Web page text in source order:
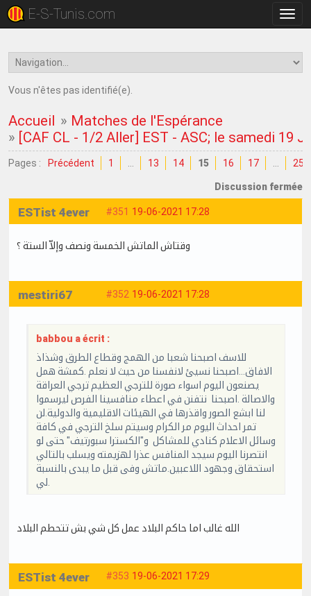
la
E-S-Tunis.com
Vous n'êtes pas identifié(e).
Accueil » Matches de l'Espérance
» [CAF CL - 1/2 Aller] EST - ASC; le samedi 19
Pages : Précédent 1 13 14 15 16 17 25
Discussion fermée
#351 19-06-2021 17:28
ESTist 4ever
وقتاش الماتش الخمسة ونصف وإلاّ الستة ؟
#352 19-06-2021 17:28
mestiri67
babbou a écrit :
للاسف اصبحنا شعبا من الهمج وقطاع الطرق وشذاذ
الافاق...اصبحنا نسيئ لانفسنا من حيث لا نعلم .كمشة همل
يصنعون اليوم اسواء صورة للترجي العظيم ترجي العراقة
والاصالة .اصبحنا نتفنن في اعطاء منافسينا الفرص ليرسموا
لنا ابشع الصور واقذرها في الهيئات الاقليمية والدولية.لن
تمر احداث اليوم مر الكرام وسيتم سلخ الترجي في كافة
وسائل الاعلام كنادي للمشاكل و"الكسترا سبورتيف" حتى لو
انتصرنا اليوم سيجد المنافس عذرا لهزيمته ويسلب بالتالي
استحقاق وجهود اللاعبين.ماتش وفى قبل ما يبدى بالنسبة
لي.
الله غالب اما حاكم البلاد عمل كل شي بش تتحطم البلاد
#353 19-06-2021 17:29
ESTist 4ever